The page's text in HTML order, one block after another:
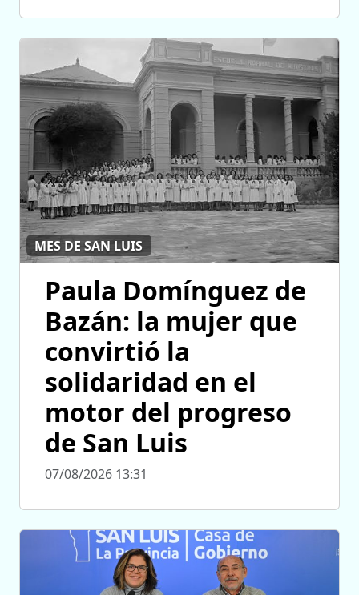
MES DE SAN LUIS
Paula Domínguez de
Bazán: la mujer que
convirtió la
solidaridad en el
motor del progreso
de San Luis
07/08/2026 13:31